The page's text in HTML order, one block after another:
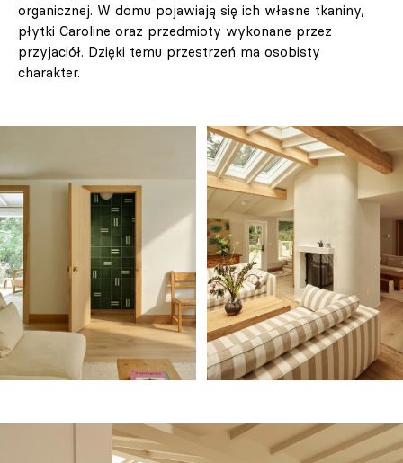
organicznej. W domu pojawiają się ich własne tkaniny,
płytki Caroline oraz przedmioty wykonane przez
przyjaciół. Dzięki temu przestrzeń ma osobisty
charakter.